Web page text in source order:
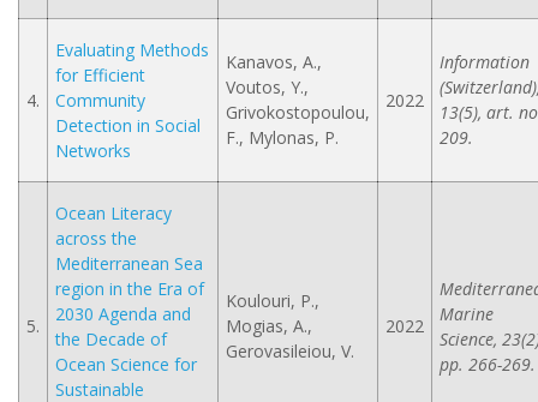
4.
Evaluating Methods
for Efficient
Community
Detection in Social
Networks
Kanavos, A.,
Voutos, Y.,
Grivokostopoulou,
F., Mylonas, P.
2022
Information
13(5), art.
209.
5.
Ocean Literacy
across the
Mediterranean Sea
region in the Era of
2030 Agenda and
the Decade of
Ocean Science for
Sustainable
Koulouri, P.,
Mogias, A.,
Gerovasileiou, V.
2022
Marine
Science,
pp. 266-269.